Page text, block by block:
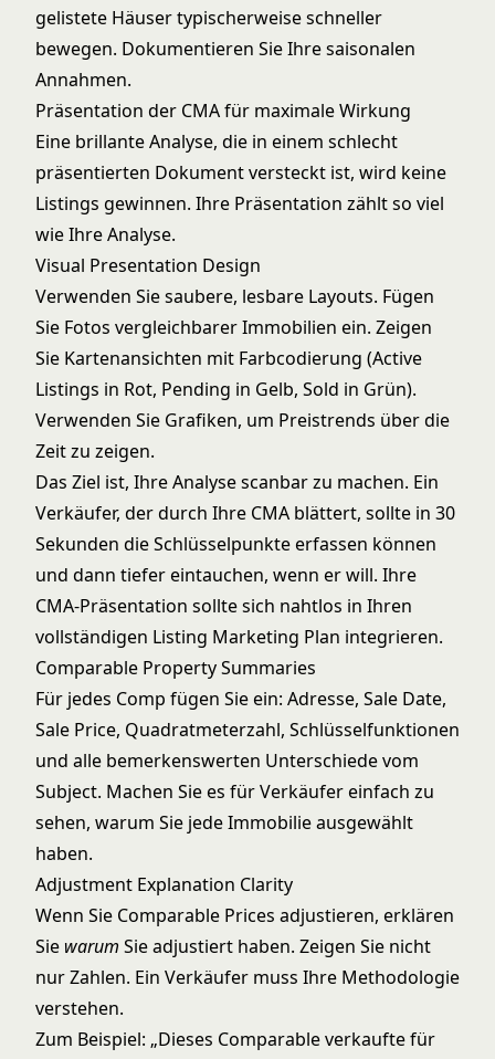
gelistete Häuser typischerweise schneller
bewegen. Dokumentieren Sie Ihre saisonalen
Annahmen.
Präsentation der CMA für maximale Wirkung
Eine brillante Analyse, die in einem schlecht
präsentierten Dokument versteckt ist, wird keine
Listings gewinnen. Ihre Präsentation zählt so viel
wie Ihre Analyse.
Visual Presentation Design
Verwenden Sie saubere, lesbare Layouts. Fügen
Sie Fotos vergleichbarer Immobilien ein. Zeigen
Sie Kartenansichten mit Farbcodierung (Active
Listings in Rot, Pending in Gelb, Sold in Grün).
Verwenden Sie Grafiken, um Preistrends über die
Zeit zu zeigen.
Das Ziel ist, Ihre Analyse scanbar zu machen. Ein
Verkäufer, der durch Ihre CMA blättert, sollte in 30
Sekunden die Schlüsselpunkte erfassen können
und dann tiefer eintauchen, wenn er will. Ihre
CMA-Präsentation sollte sich nahtlos in Ihren
vollständigen Listing Marketing Plan integrieren.
Comparable Property Summaries
Für jedes Comp fügen Sie ein: Adresse, Sale Date,
Sale Price, Quadratmeterzahl, Schlüsselfunktionen
und alle bemerkenswerten Unterschiede vom
Subject. Machen Sie es für Verkäufer einfach zu
sehen, warum Sie jede Immobilie ausgewählt
haben.
Adjustment Explanation Clarity
Wenn Sie Comparable Prices adjustieren, erklären
Sie warum Sie adjustiert haben. Zeigen Sie nicht
nur Zahlen. Ein Verkäufer muss Ihre Methodologie
verstehen.
Zum Beispiel: „Dieses Comparable verkaufte für